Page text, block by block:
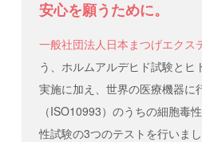
安心を願うために。
一般社団法人日本まつげエクス
う、ホルムアルデヒド試験とヒ
実施に加え、世界の医療機器に
（ISO10993）のうちの細胞毒
性試験の3つのテストを行いま